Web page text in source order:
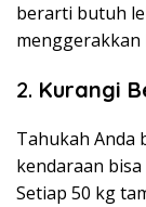
berarti butuh
menggerakkan
2. Kurangi
Tahukah Anda
kendaraan
Setiap 50 kg